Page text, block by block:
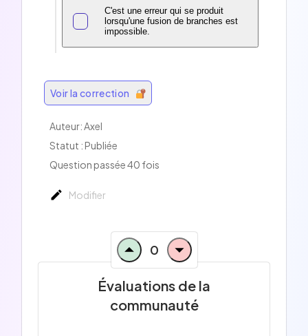
C'est une erreur qui se produit
lorsqu'une fusion de branches est
impossible.
Voir la correction
Auteur:Axel
Statut : Publiée
Question passée 40 fois
Modifier
0
Évaluations de la
communauté